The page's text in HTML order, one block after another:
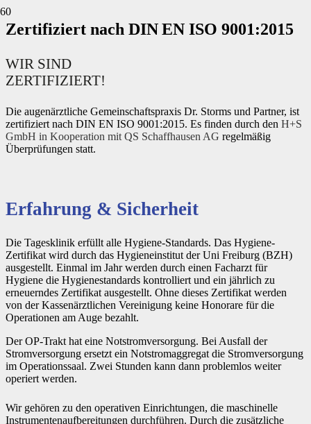
Zertifiziert nach DIN EN ISO 9001:2015
WIR SIND
ZERTIFIZIERT!
Die augenärztliche Gemeinschaftspraxis Dr. Storms und Partner, ist
zertifiziert nach DIN EN ISO 9001:2015. Es finden durch den H+S
GmbH in Kooperation mit QS Schaffhausen AG regelmäßig
Überprüfungen statt.
Erfahrung & Sicherheit
Die Tagesklinik erfüllt alle Hygiene-Standards. Das Hygiene-
Zertifikat wird durch das Hygieneinstitut der Uni Freiburg (BZH)
ausgestellt. Einmal im Jahr werden durch einen Facharzt für
Hygiene die Hygienestandards kontrolliert und ein jährlich zu
erneuerndes Zertifikat ausgestellt. Ohne dieses Zertifikat werden
von der Kassenärztlichen Vereinigung keine Honorare für die
Operationen am Auge bezahlt.
Der OP-Trakt hat eine Notstromversorgung. Bei Ausfall der
Stromversorgung ersetzt ein Notstromaggregat die Stromversorgung
im Operationssaal. Zwei Stunden kann dann problemlos weiter
operiert werden.
Wir gehören zu den operativen Einrichtungen, die maschinelle
Instrumentenaufbereitungen durchführen. Durch die zusätzliche